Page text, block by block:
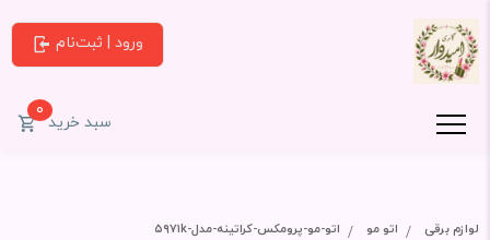
ورود | ثبت‌نام
سبد خرید0
لوازم برقی اتو مو اتو-مو-پرومکس-کراتینه-مدل-۵۹۷۱k